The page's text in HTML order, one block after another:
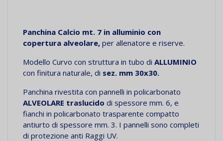
Panchina Calcio mt. 7 in alluminio con
copertura alveolare, per allenatore e riserve.
Modello Curvo con struttura in tubo di ALLUMINIO
con finitura naturale, di sez. mm 30x30.
Panchina rivestita con pannelli in policarbonato
ALVEOLARE traslucido di spessore mm. 6, e
fianchi in policarbonato trasparente compatto
antiurto di spessore mm. 3. I pannelli sono completi
di protezione anti Raggi UV.